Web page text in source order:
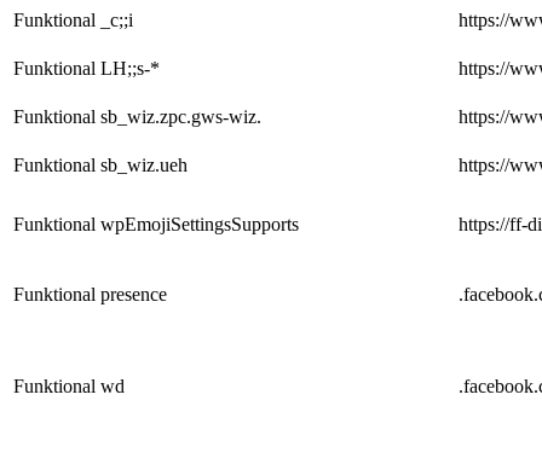
Funktional _c;;i https://
Funktional LH;;s-* https://
Funktional sb_wiz.zpc.gws-wiz. https://
Funktional sb_wiz.ueh https://
Funktional wpEmojiSettingsSupports https://ff-
Funktional presence
Funktional wd